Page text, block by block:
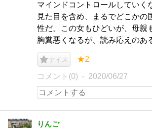
マインドコントロールしていく
見た目を含め、まるでどこかの
性だ。この女もひどいが、母親
胸糞悪くなるが、読み応えのあ
ナイス ★2
コメント(0) 2020/06/27
りんご